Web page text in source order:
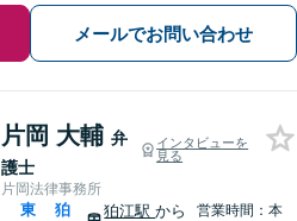
メールでお問い合わせ
片岡 大輔 弁
護士
インタビューを
見る
片岡法律事務所
東
狛
狛江駅から
営業時間：本